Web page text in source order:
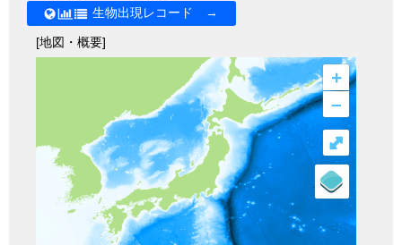
生物出現レコード →
[地図・概要]
+
–
⤢